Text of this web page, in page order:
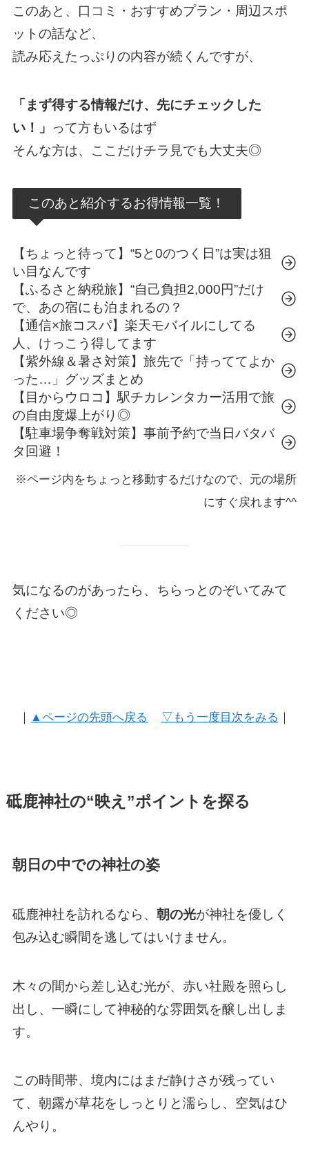
このあと、口コミ・おすすめプラン・周辺スポ
ットの話など、
読み応えたっぷりの内容が続くんですが、
「まず得する情報だけ、先にチェックした
い！」
って方もいるはず
そんな方は、ここだけチラ見でも大丈夫◎
このあと紹介するお得情報一覧！
【ちょっと待って】“5と0のつく日”は実は狙
い目なんです
【ふるさと納税旅】“自己負担2,000円”だけ
で、あの宿にも泊まれるの？
【通信×旅コスパ】楽天モバイルにしてる
人、けっこう得してます
【紫外線＆暑さ対策】旅先で「持っててよか
った…」グッズまとめ
【目からウロコ】駅チカレンタカー活用で旅
の自由度爆上がり◎
【駐車場争奪戦対策】事前予約で当日バタバ
タ回避！
※ページ内をちょっと移動するだけなので、元の場所
にすぐ戻れます^^
気になるのがあったら、ちらっとのぞいてみて
ください◎
▲ページの先頭へ戻る ▽もう一度目次をみる
砥鹿神社の“映え”ポイントを探る
朝日の中での神社の姿
砥鹿神社を訪れるなら、 朝の光が神社を優しく
包み込む瞬間を逃してはいけません。
木々の間から差し込む光が、赤い社殿を照らし
出し、一瞬にして神秘的な雰囲気を醸し出しま
す。
この時間帯、境内にはまだ静けさが残ってい
て、朝露が草花をしっとりと濡らし、空気はひ
んやり。